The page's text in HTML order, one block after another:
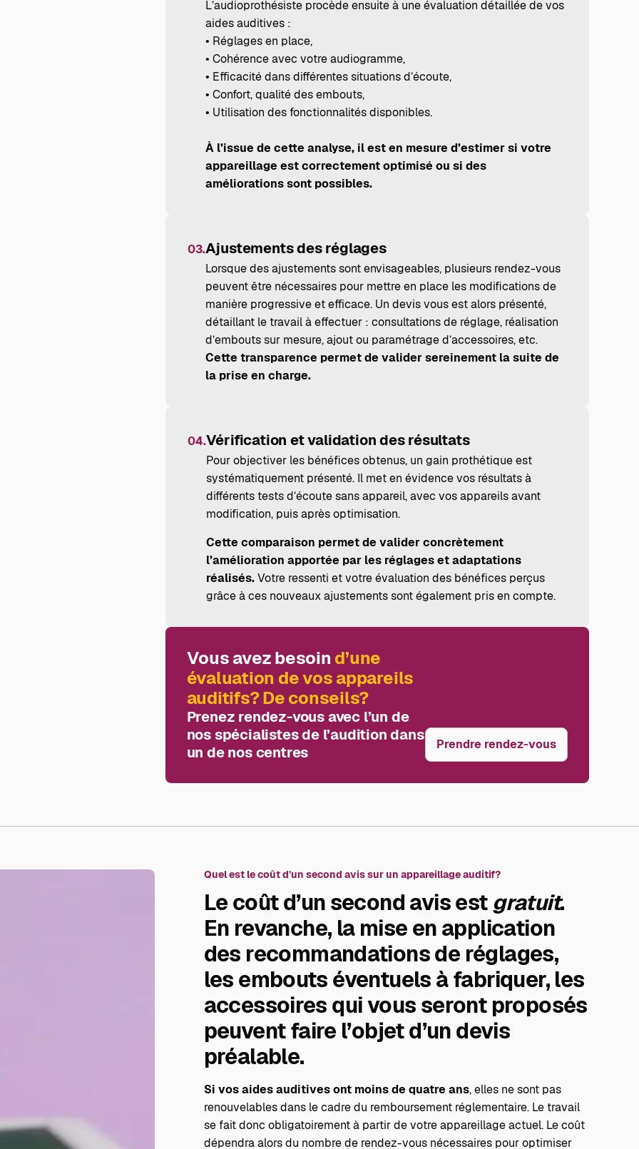
L’audioprothésiste procède ensuite à une évaluation détaillée de vos
aides auditives :
• Réglages en place,
• Cohérence avec votre audiogramme,
• Efficacité dans différentes situations d’écoute,
• Confort, qualité des embouts,
• Utilisation des fonctionnalités disponibles.
À l’issue de cette analyse, il est en mesure d’estimer si votre
appareillage est correctement optimisé ou si des
améliorations sont possibles.
03.Ajustements des réglages
Lorsque des ajustements sont envisageables, plusieurs rendez-vous
peuvent être nécessaires pour mettre en place les modifications de
manière progressive et efficace. Un devis vous est alors présenté,
détaillant le travail à effectuer : consultations de réglage, réalisation
d’embouts sur mesure, ajout ou paramétrage d’accessoires, etc.
Cette transparence permet de valider sereinement la suite de
la prise en charge.
04.Vérification et validation des résultats
Pour objectiver les bénéfices obtenus, un gain prothétique est
systématiquement présenté. Il met en évidence vos résultats à
différents tests d’écoute sans appareil, avec vos appareils avant
modification, puis après optimisation.
Cette comparaison permet de valider concrètement
l’amélioration apportée par les réglages et adaptations
réalisés.Votre ressenti et votre évaluation des bénéfices perçus
grâce à ces nouveaux ajustements sont également pris en compte.
Vous avez besoin d’une
évaluation de vos appareils
auditifs? De conseils?
Prenez rendez-vous avec l’un de
nos spécialistes de l’audition dans
un de nos centres
Prendre rendez-vous
Quel est le coût d’un second avis sur un appareillage auditif?
Le coût d’un second avis estgratuit.
En revanche, la mise en application
des recommandations de réglages,
les embouts éventuels à fabriquer, les
accessoires qui vous seront proposés
peuvent faire l’objet d’un devis
préalable.
Si vos aides auditives ont moins de quatre ans, elles ne sont pas
renouvelables dans le cadre du remboursement réglementaire. Le travail
se fait donc obligatoirement à partir de votre appareillage actuel. Le coût
dépendra alors du nombre de rendez-vous nécessaires pour optimiser